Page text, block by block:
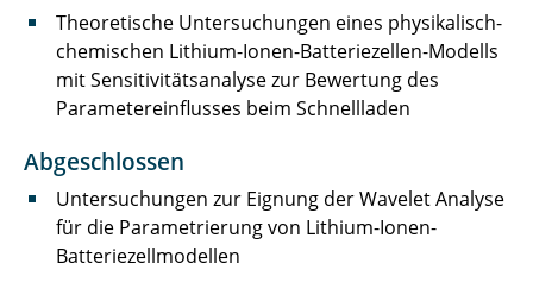
Kurrat Christiane
Landrath Oliver
Langemann Robin
Laufer Andreas
Liebsch Quentin
Theoretische Untersuchungen eines physikalisch-
chemischen Lithium-Ionen-Batteriezellen-Modells
mit Sensitivitätsanalyse zur Bewertung des
Parametereinflusses beim Schnellladen
Abgeschlossen
Untersuchungen zur Eignung der Wavelet Analyse
für die Parametrierung von Lithium-Ionen-
Batteriezellmodellen